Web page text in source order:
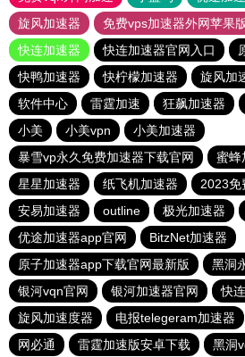
旋风加速器
免费vps加速器外网苹果
快连加速器
快连加速器官网入口
快鸭加速器
快柠檬加速器 旋风加
软件中心
雷霆加速 狂飙加速器
小美
小美vpn
小美加速器
暴雪vp永久免费加速器下载官网
蜜蜂
星星加速器
纸飞机加速器
2023免
安易加速器
outline 极光加速器
优途加速器app官网
BitzNet加速器
原子加速器app下载官网最新版
黑洞
银河vqn官网
银河加速器官网
快
旋风加速度器
电报telegeram加速器
网必通
雷霆加速版安卓下载 黑洞